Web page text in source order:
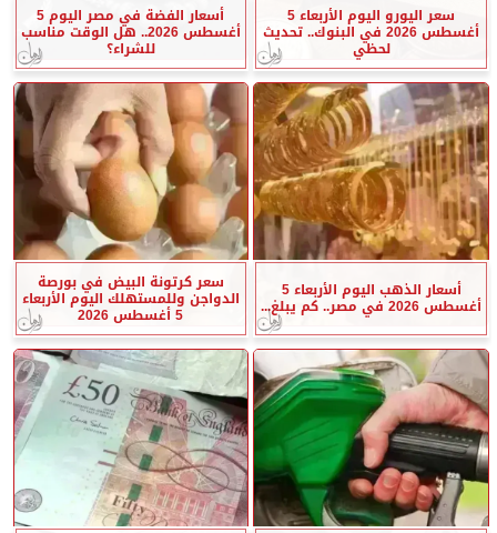
سعر اليورو اليوم الأربعاء 5
أغسطس 2026 في البنوك.. تحديث
لحظي
أسعار الفضة في مصر اليوم 5
أغسطس 2026.. هل الوقت مناسب
للشراء؟
أسعار الذهب اليوم الأربعاء 5
أغسطس 2026 في مصر.. كم يبلغ...
سعر كرتونة البيض في بورصة
الدواجن وللمستهلك اليوم الأربعاء
5 أغسطس 2026